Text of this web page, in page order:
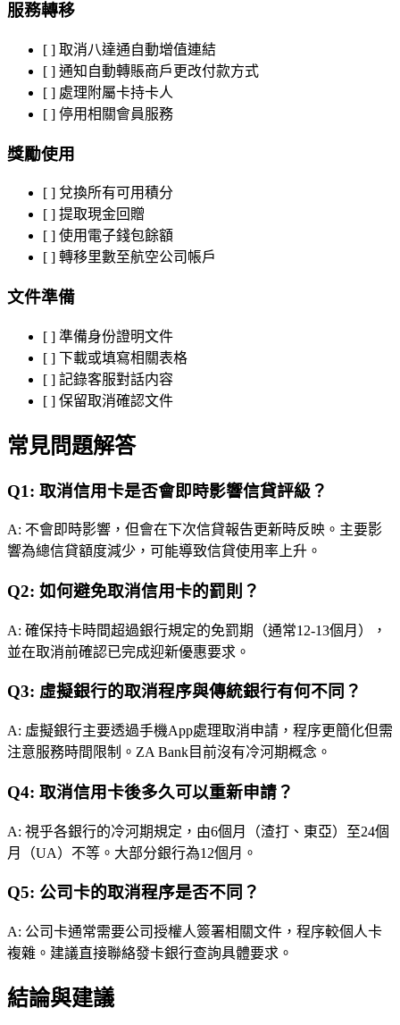
服務轉移
[ ] 取消八達通自動增值連結
[ ] 通知自動轉賬商戶更改付款方式
[ ] 處理附屬卡持卡人
[ ] 停用相關會員服務
獎勵使用
[ ] 兌換所有可用積分
[ ] 提取現金回贈
[ ] 使用電子錢包餘額
[ ] 轉移里數至航空公司帳戶
文件準備
[ ] 準備身份證明文件
[ ] 下載或填寫相關表格
[ ] 記錄客服對話内容
[ ] 保留取消確認文件
常見問題解答
Q1: 取消信用卡是否會即時影響信貸評級？
A: 不會即時影響，但會在下次信貸報告更新時反映。主要影
響為總信貸額度減少，可能導致信貸使用率上升。
Q2: 如何避免取消信用卡的罰則？
A: 確保持卡時間超過銀行規定的免罰期（通常12-13個月），
並在取消前確認已完成迎新優惠要求。
Q3: 虛擬銀行的取消程序與傳統銀行有何不同？
A: 虛擬銀行主要透過手機App處理取消申請，程序更簡化但需
注意服務時間限制。ZA Bank目前沒有冷河期概念。
Q4: 取消信用卡後多久可以重新申請？
A: 視乎各銀行的冷河期規定，由6個月（渣打、東亞）至24個
月（UA）不等。大部分銀行為12個月。
Q5: 公司卡的取消程序是否不同？
A: 公司卡通常需要公司授權人簽署相關文件，程序較個人卡
複雜。建議直接聯絡發卡銀行查詢具體要求。
結論與建議